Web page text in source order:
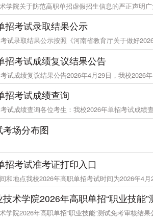
学院关于防范高职单招虚假招生信息的严正声明
招考试录取结果公示
试录取结果公示按照《河南省教育厅关于做好
招考试成绩复议结果公告
试成绩复议结果公告2026年4月29日，我校2026
招考试成绩查询
试成绩查询各位考生：我校2026年单招考试成绩
场分布图
招考试准考证打印入口
和地点我校2026年高职单招考试时间为2026年4
术学院2026年高职单招“职业技能
学院2026年高职单招“职业技能”测试免考审核结